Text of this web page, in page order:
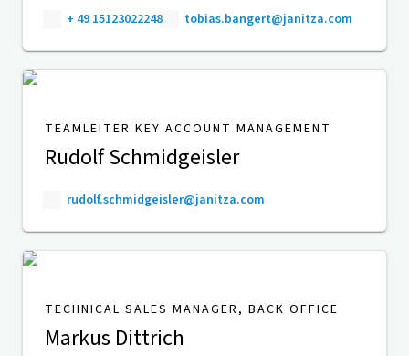
+ 49 15123022248 tobias.bangert@janitza.com
TEAMLEITER KEY ACCOUNT MANAGEMENT
Rudolf Schmidgeisler
rudolf.schmidgeisler@janitza.com
TECHNICAL SALES MANAGER, BACK OFFICE
Markus Dittrich